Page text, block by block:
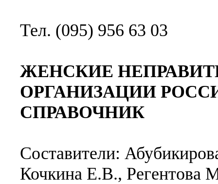
Тел. (095) 956 63 03
ЖЕНСКИЕ
ОРГАНИЗАЦИИ
СПРАВОЧНИК
Составители:
Кочкина Е.В., Регентова